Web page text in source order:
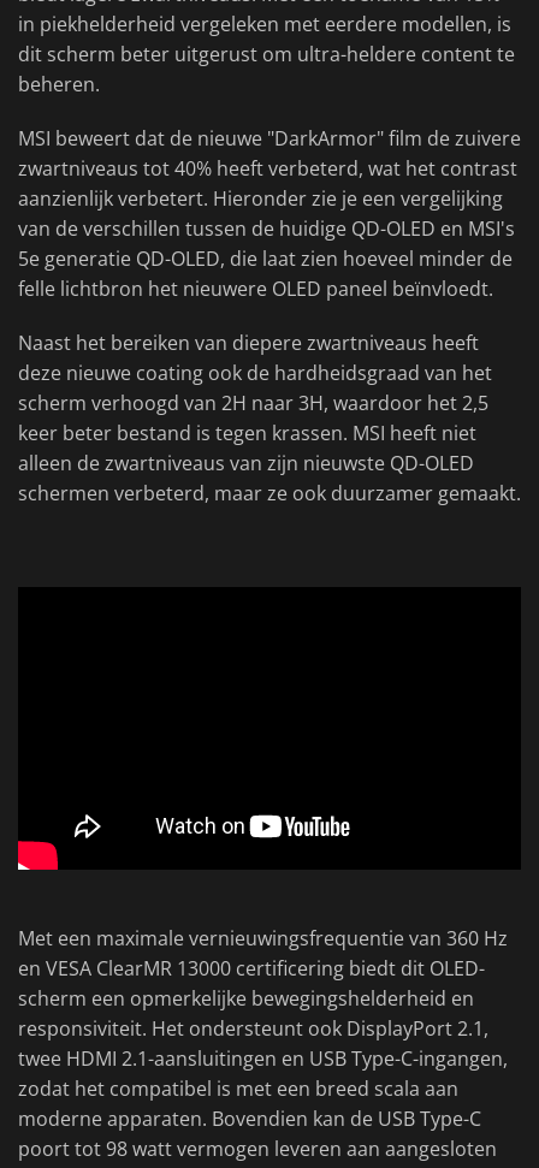
in piekhelderheid vergeleken met eerdere modellen, is
dit scherm beter uitgerust om ultra-heldere content te
beheren.
MSI beweert dat de nieuwe "DarkArmor" film de zuivere
zwartniveaus tot 40% heeft verbeterd, wat het contrast
aanzienlijk verbetert. Hieronder zie je een vergelijking
van de verschillen tussen de huidige QD-OLED en MSI's
5e generatie QD-OLED, die laat zien hoeveel minder de
felle lichtbron het nieuwere OLED paneel beïnvloedt.
Naast het bereiken van diepere zwartniveaus heeft
deze nieuwe coating ook de hardheidsgraad van het
scherm verhoogd van 2H naar 3H, waardoor het 2,5
keer beter bestand is tegen krassen. MSI heeft niet
alleen de zwartniveaus van zijn nieuwste QD-OLED
schermen verbeterd, maar ze ook duurzamer gemaakt.
Met een maximale vernieuwingsfrequentie van 360 Hz
en VESA ClearMR 13000 certificering biedt dit OLED-
scherm een opmerkelijke bewegingshelderheid en
responsiviteit. Het ondersteunt ook DisplayPort 2.1,
twee HDMI 2.1-aansluitingen en USB Type-C-ingangen,
zodat het compatibel is met een breed scala aan
moderne apparaten. Bovendien kan de USB Type-C
poort tot 98 watt vermogen leveren aan aangesloten